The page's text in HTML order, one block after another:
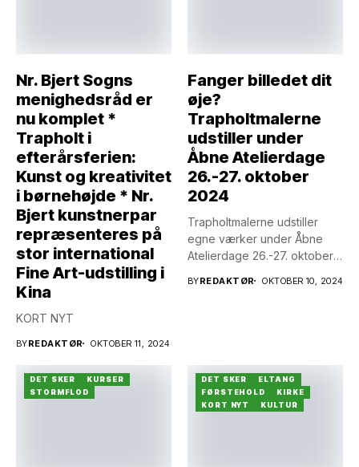
Nr. Bjert Sogns
menighedsråd er
nu komplet *
Trapholt i
efterårsferien:
Kunst og kreativitet
i børnehøjde * Nr.
Bjert kunstnerpar
repræsenteres på
stor international
Fine Art-udstilling i
Kina
KORT NYT
BYREDAKTØR OKTOBER 11, 2024
Fanger billedet dit
øje?
Trapholtmalerne
udstiller under
Åbne Atelierdage
26.-27. oktober
2024
Trapholtmalerne udstiller
egne værker under Åbne
Atelierdage 26.-27. oktober
BYREDAKTØR OKTOBER 10, 2024
DET SKER
KURSER
STORMFLOD
DET SKER
ELTANG
FØRSTEHOLD
KIRKE
KORT NYT
KULTUR